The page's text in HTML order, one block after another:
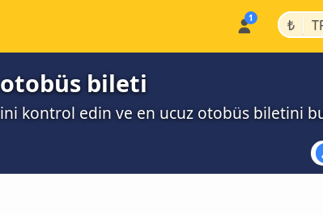
₺ |
bileti
kontrol edin ve en ucuz otobüs biletini